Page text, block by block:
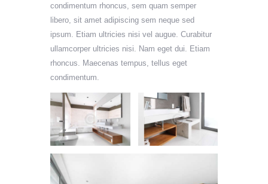
condimentum rhoncus, sem quam semper
libero, sit amet adipiscing sem neque sed
ipsum. Etiam ultricies nisi vel augue. Curabitur
ullamcorper ultricies nisi. Nam eget dui. Etiam
rhoncus. Maecenas tempus, tellus eget
condimentum.